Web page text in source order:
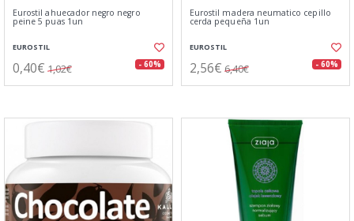
Eurostil ahuecador negro negro
peine 5 puas 1un
EUROSTIL
0,40€ 1,02€ - 60%
Eurostil madera neumatico cepillo
cerda pequeña 1un
EUROSTIL
2,56€ 6,40€ - 60%